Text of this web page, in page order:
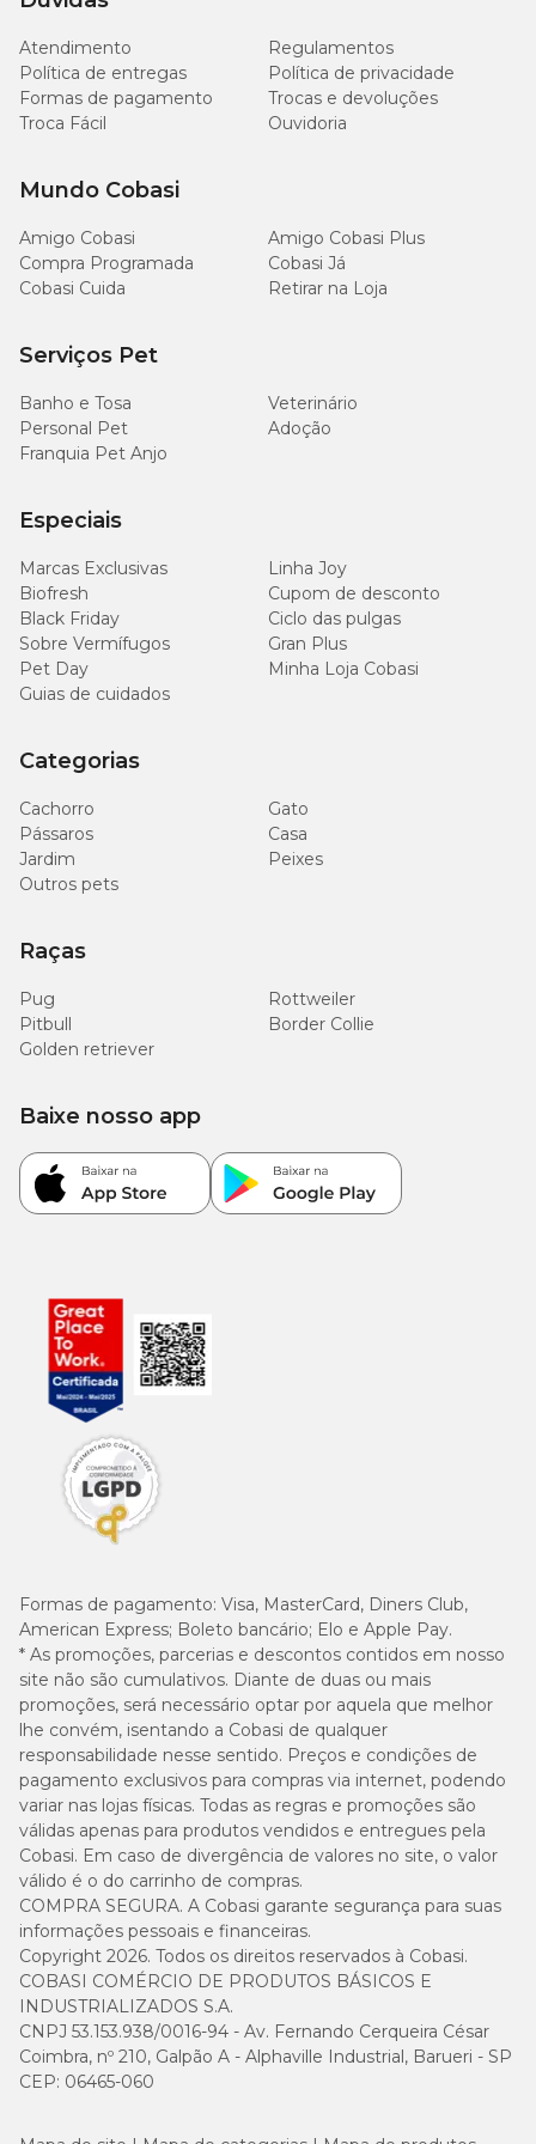
Umidade (máx.) 10,00% 100g/kg
Proteína Bruta (mín.) 26,00% 260g/kg
Matéria Mineral (máx.) 7,80% 78g/kg
Matéria Fibrosa (máx.) 4,50% 45g/kg
Cálcio (máx.)
Cálcio (mín.) 0,80%
Sódio (mín.)
Potássio (mín.) 0,58% 5.800mg/kg
Ômega 6 (mín.) 2,00%
Taurina (mín.)
Beta-glucanas (mín) 0,10%
Mananoligossacarídeos
Sulfato de Glicosamina -
Enriquecimento mínimo por kg
Iodo: 1,50mg, Manganês: 8,30mg, Niacina: 24,57mg, Selênio:
0,20mg, Vitamina A: 9.126,00 UI, Vitamina B1: 3,25mg, Vitamina
B12: 50,31mcg, Vitamina B2: 8,97mg, Vitamina B6: 2,21mg,
Vitamina C: 150,00mg, Vitamina D3: 830,70 UI, Vitamina E:
300,00 UI, Vitamina K3: 0,56mg, Zinco: 125,00mg.
Guia para troca de ração
Caso haja necessidade em inserir uma nova ração para seu pet, é
importante que a troca seja gradual e crescente. Para garantir
Atendimento
Regulamentos
Política de entregas
Política de privacidade
Formas de pagamento
Trocas e devoluções
Troca Fácil
Ouvidoria
Mundo Cobasi
Amigo Cobasi
Amigo Cobasi Plus
Compra Programada
Cobasi Já
Cobasi Cuida
Retirar na Loja
Serviços Pet
Banho e Tosa
Veterinário
Personal Pet
Adoção
Franquia Pet Anjo
Especiais
Marcas Exclusivas
Linha Joy
Biofresh
Cupom de desconto
Black Friday
Ciclo das pulgas
Sobre Vermífugos
Gran Plus
Pet Day
Minha Loja Cobasi
Guias de cuidados
Categorias
Cachorro
Gato
Pássaros
Casa
Jardim
Peixes
Outros pets
Raças
Pug
Rottweiler
Pitbull
Border Collie
Golden retriever
Formas de pagamento: Visa, MasterCard, Diners Club,
American Express; Boleto bancário; Elo e Apple Pay.
* As promoções, parcerias e descontos contidos em nosso
site não são cumulativos. Diante de duas ou mais
promoções, será necessário optar por aquela que melhor
lhe convém, isentando a Cobasi de qualquer
responsabilidade nesse sentido. Preços e condições de
pagamento exclusivos para compras via internet, podendo
variar nas lojas físicas. Todas as regras e promoções são
válidas apenas para produtos vendidos e entregues pela
Cobasi. Em caso de divergência de valores no site, o valor
válido é o do carrinho de compras.
COMPRA SEGURA. A Cobasi garante segurança para suas
informações pessoais e financeiras.
Copyright 2026. Todos os direitos reservados à Cobasi.
COBASI COMÉRCIO DE PRODUTOS BÁSICOS E
INDUSTRIALIZADOS S.A.
CNPJ 53.153.938/0016-94 - Av. Fernando Cerqueira César
Coimbra, nº 210, Galpão A - Alphaville Industrial, Barueri - SP
CEP: 06465-060
Baixe nosso app